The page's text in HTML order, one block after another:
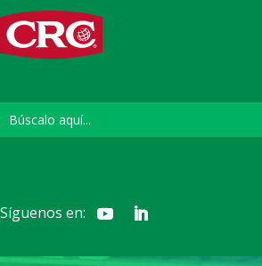
Síguenos en: